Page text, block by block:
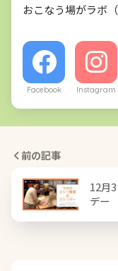
おこなう場がラボ
Facebook Instagram
前の記事
12月
デー